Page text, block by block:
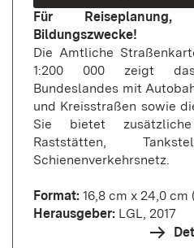
Für
Bildungszwecke!
Die Amtliche
1:200 000 zeigt
Bundeslandes mit
und Kreisstraßen sowie
Sie bietet
Raststätten,
Schienenverkehrsnetz.
Format: 16,8 cm x 24,0
Herausgeber: LGL, 2017